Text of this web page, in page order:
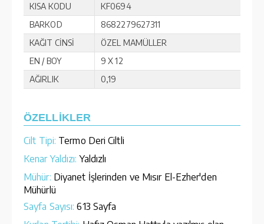
KISA KODU
KF0694
BARKOD
8682279627311
KAĞIT CİNSİ
ÖZEL MAMÜLLER
EN / BOY
9 X 12
AĞIRLIK
0,19
ÖZELLİKLER
Cilt Tipi: Termo Deri Ciltli
Kenar Yaldızı: Yaldızlı
Mühür: Diyanet İşlerinden ve Mısır El-Ezher'den
Mühürlü
Sayfa Sayısı: 613 Sayfa